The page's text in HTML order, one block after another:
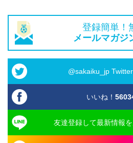
登録簡単！
メールマガジ
@sakaiku_jp
いいね！
友達登録して最新情報を